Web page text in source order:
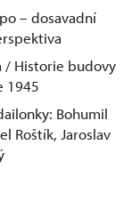
– dosavadní
/ Historie budovy
1945
Bohumil
Roštík, Jaroslav